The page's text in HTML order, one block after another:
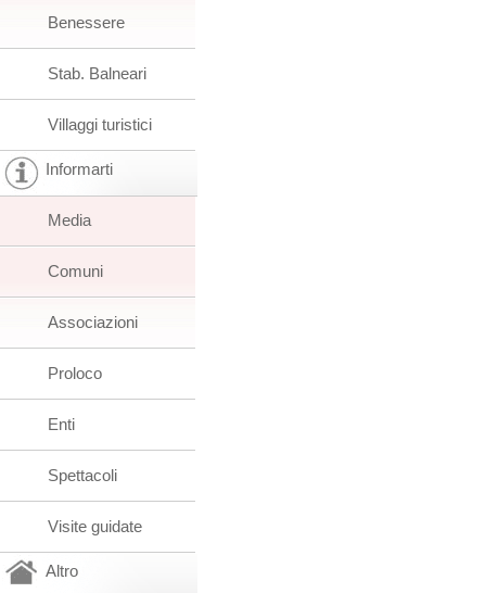
Benessere
Stab. Balneari
Villaggi turistici
Informarti
Media
Comuni
Associazioni
Proloco
Enti
Spettacoli
Visite guidate
Altro